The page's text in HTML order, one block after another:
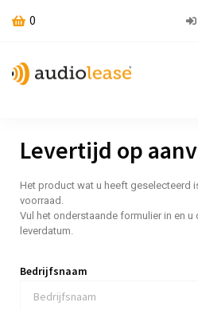
0
Levertijd op
Het product wat u heeft geselecteerd
voorraad.
Vul het onderstaande formulier in en
leverdatum.
Bedrijfsnaam